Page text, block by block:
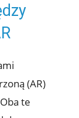
(AR)
te